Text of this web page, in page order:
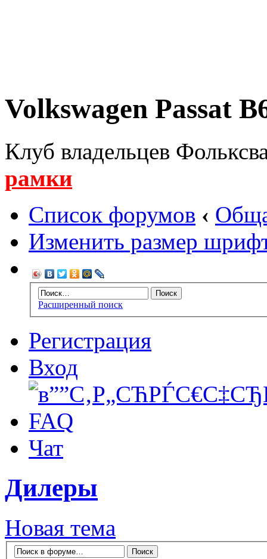
Volkswagen Passat
Клуб владельцев
рамки
Список форумов ‹
Изменить размер
Расширенный поиск
Регистрация
Вход
FAQ
Чат
Дилеры
Новая тема